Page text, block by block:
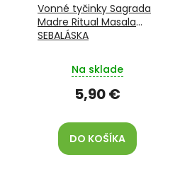
Vonné tyčinky Sagrada
Madre Ritual Masala
SEBALÁSKA
Na sklade
5,90 €
DO KOŠÍKA